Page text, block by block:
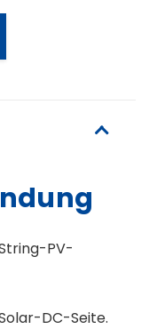
PV-
DC-Seite.